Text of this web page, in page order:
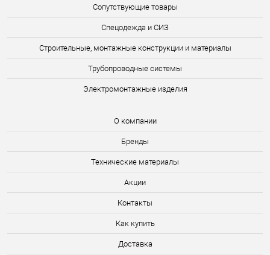
Сопутствующие товары
Спецодежда и СИЗ
Строительные, монтажные конструкции и материалы
Трубопроводные системы
Электромонтажные изделия
О компании
Бренды
Технические материалы
Акции
Контакты
Как купить
Доставка